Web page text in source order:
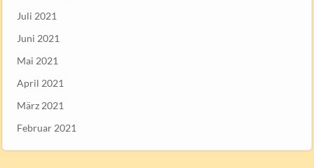
Juli 2021
Juni 2021
Mai 2021
April 2021
März 2021
Februar 2021